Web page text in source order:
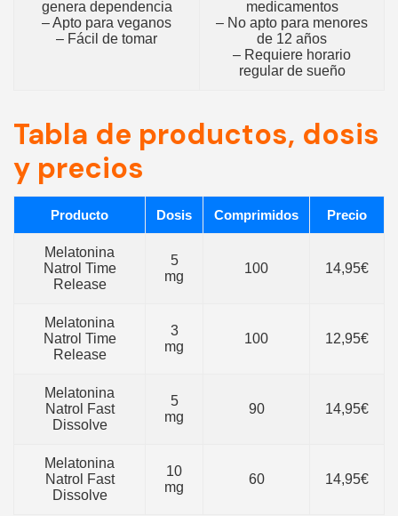
genera dependencia
– Apto para veganos
– Fácil de tomar
medicamentos
– No apto para menores
de 12 años
– Requiere horario
regular de sueño
Tabla de productos, dosis
y precios
Producto Dosis Comprimidos Precio
Melatonina
Natrol Time
Release
5
mg
100 14,95€
Melatonina
Natrol Time
Release
3
mg
100 12,95€
Melatonina
Natrol Fast
Dissolve
5
mg
90 14,95€
Melatonina
Natrol Fast
Dissolve
10
mg
60 14,95€